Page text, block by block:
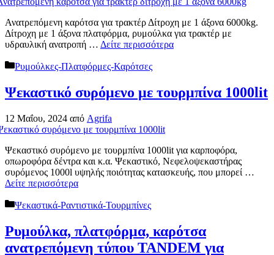
Ανατρεπόμενη καρότσα για τρακτέρ Δίτροχη με 1 άξονα 6000kg.
Δίτροχη με 1 άξονα πλατφόρμα, ρυμούλκα για τρακτέρ με
υδραυλική ανατροπή … Δείτε περισσότερα
Κατηγορίες
Ρυμούλκες-Πλατφόρμες-Καρότσες
Ψεκαστικό συρόμενο με τουρμπίνα 1000lit
12 Μαΐου, 2024 από Agrifa
Ψεκαστικό συρόμενο με τουρμπίνα 1000lit για καρποφόρα,
οπωροφόρα δέντρα και κ.α. Ψεκαστικό, Νεφελοψεκαστήρας
συρόμενος 1000l υψηλής ποιότητας κατασκευής, που μπορεί …
Δείτε περισσότερα
Κατηγορίες
Ψεκαστικά-Ραντιστικά-Τουρμπίνες
Ρυμούλκα, πλατφόρμα, καρότσα
ανατρεπόμενη τύπου TANDEM για